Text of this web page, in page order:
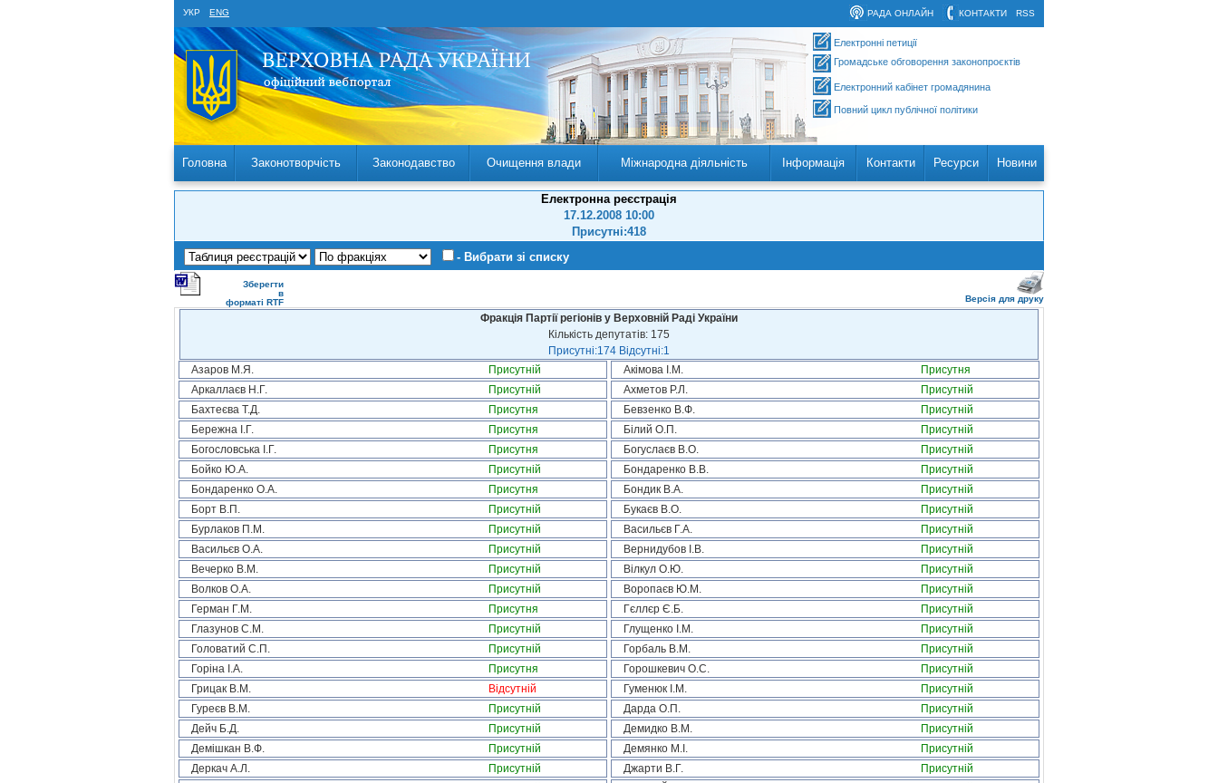
УКР ENG RSS
КОНТАКТИ
РАДА ОНЛАЙН
Електронні петиції
Громадське обговорення законопроєктів
Електронний кабінет громадянина
Повний цикл публічної політики
Головна Законотворчість Законодавство Очищення влади Міжнародна діяльність Інформація Контакти Ресурси Новини
Електронна реєстрація
17.12.2008 10:00
Присутні:418
- Вибрати зі списку
Зберегти
в
форматі RTF
Версія для друку
Фракція Партії регіонів у Верховній Раді України
Кількість депутатів: 175
Присутні:174 Відсутні:1
Азаров М.Я.
Присутній Акімова І.М.
Присутня
Аркаллаєв Н.Г.
Присутній Ахметов Р.Л.
Присутній
Бахтеєва Т.Д.
Присутня Бевзенко В.Ф.
Присутній
Бережна І.Г.
Присутня Білий О.П.
Присутній
Богословська І.Г.
Присутня Богуслаєв В.О.
Присутній
Бойко Ю.А.
Присутній Бондаренко В.В.
Присутній
Бондаренко О.А.
Присутня Бондик В.А.
Присутній
Борт В.П.
Присутній Букаєв В.О.
Присутній
Бурлаков П.М.
Присутній Васильєв Г.А.
Присутній
Васильєв О.А.
Присутній Вернидубов І.В.
Присутній
Вечерко В.М.
Присутній Вілкул О.Ю.
Присутній
Волков О.А.
Присутній Воропаєв Ю.М.
Присутній
Герман Г.М.
Присутня Гєллєр Є.Б.
Присутній
Глазунов С.М.
Присутній Глущенко І.М.
Присутній
Головатий С.П.
Присутній Горбаль В.М.
Присутній
Горіна І.А.
Присутня Горошкевич О.С.
Присутній
Грицак В.М.
Відсутній Гуменюк І.М.
Присутній
Гуреєв В.М.
Присутній Дарда О.П.
Присутній
Дейч Б.Д.
Присутній Демидко В.М.
Присутній
Демішкан В.Ф.
Присутній Демянко М.І.
Присутній
Деркач А.Л.
Присутній Джарти В.Г.
Присутній